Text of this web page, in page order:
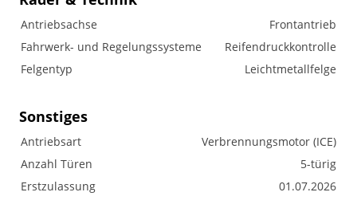
Antriebsachse
Frontantrieb
Fahrwerk- und Regelungssysteme
Reifendruckkontrolle
Felgentyp
Leichtmetallfelge
Sonstiges
Antriebsart
Verbrennungsmotor (ICE)
Anzahl Türen
5-türig
Erstzulassung
01.07.2026